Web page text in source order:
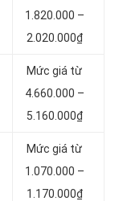
1.820.000 –
2.020.000₫
Mức giá từ
4.660.000 –
5.160.000₫
Mức giá từ
1.070.000 –
1.170.000₫